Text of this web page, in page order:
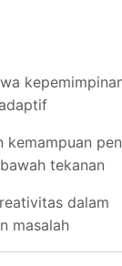
kemampuan
tekanan
dalam
masalah